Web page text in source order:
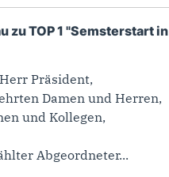
zu TOP 1 "Semsterstart
Präsident,
Damen und Herren,
und Kollegen,
Abgeordneter...